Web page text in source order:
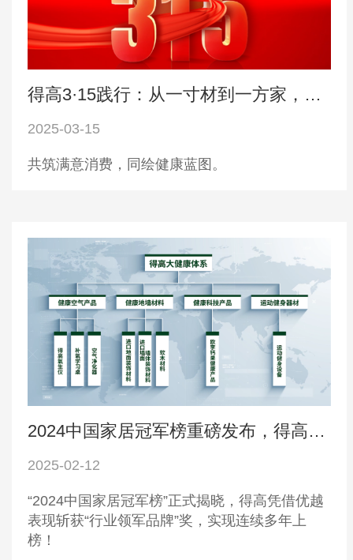
得高3·15践行：从一寸材到一方家，皆是安心之约
2025-03-15
共筑满意消费，同绘健康蓝图。
2024中国家居冠军榜重磅发布，得高再获“行业领军品牌”奖项
2025-02-12
“2024中国家居冠军榜”正式揭晓，得高凭借优越
表现斩获“行业领军品牌”奖，实现连续多年上
榜！